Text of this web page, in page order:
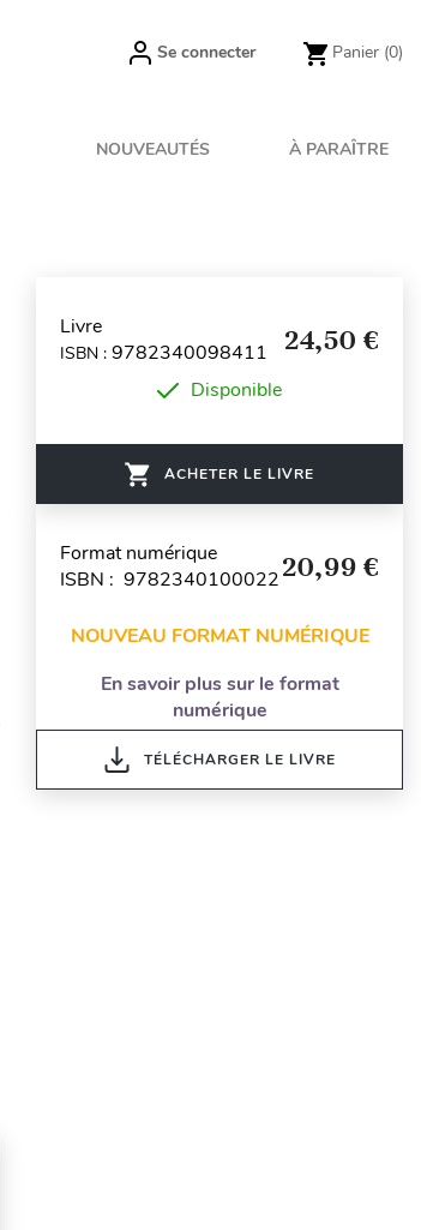
Se connecter Panier (0)
NOUVEAUTÉS À PARAÎTRE
Livre
ISBN : 9782340098411 24,50 €
Disponible
ACHETER LE LIVRE
Format numérique
ISBN : 978234010002220,99 €
NOUVEAU FORMAT NUMÉRIQUE
En savoir plus sur le format
numérique
TÉLÉCHARGER LE LIVRE